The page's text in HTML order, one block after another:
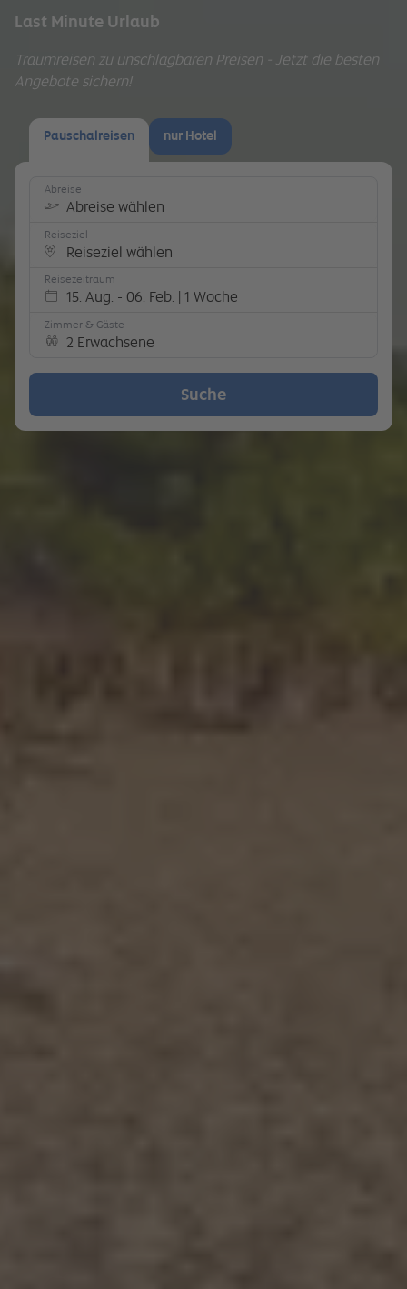
Last Minute Urlaub
Traumreisen zu unschlagbaren Preisen - Jetzt die besten
Angebote sichern!
Pauschalreisen nur Hotel
Abreise
Abreise wählen
Reiseziel
Reiseziel wählen
Reisezeitraum
15. Aug. - 06. Feb. | 1 Woche
Zimmer & Gäste
2 Erwachsene
Suche